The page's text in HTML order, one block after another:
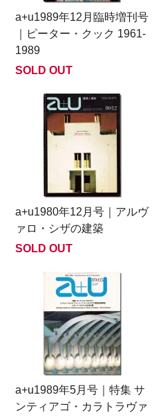
a+u1989年12月臨時増刊号
｜ピーター・クック 1961-
1989
SOLD OUT
a+u1980年12月号｜アルヴ
ァロ・シザの建築
SOLD OUT
a+u1989年5月号｜特集 サ
ンティアゴ・カラトラヴァ